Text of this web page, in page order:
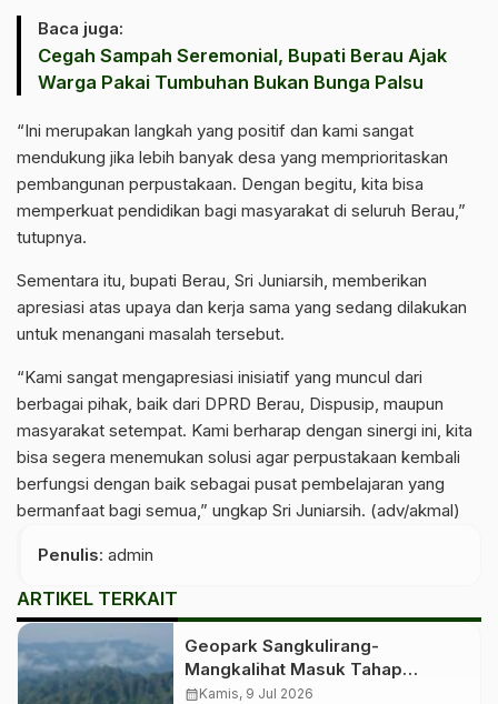
Baca juga:
Cegah Sampah Seremonial, Bupati Berau Ajak
Warga Pakai Tumbuhan Bukan Bunga Palsu
“Ini merupakan langkah yang positif dan kami sangat
mendukung jika lebih banyak desa yang memprioritaskan
pembangunan perpustakaan. Dengan begitu, kita bisa
memperkuat pendidikan bagi masyarakat di seluruh Berau,”
tutupnya.
Sementara itu, bupati Berau, Sri Juniarsih, memberikan
apresiasi atas upaya dan kerja sama yang sedang dilakukan
untuk menangani masalah tersebut.
“Kami sangat mengapresiasi inisiatif yang muncul dari
berbagai pihak, baik dari DPRD Berau, Dispusip, maupun
masyarakat setempat. Kami berharap dengan sinergi ini, kita
bisa segera menemukan solusi agar perpustakaan kembali
berfungsi dengan baik sebagai pusat pembelajaran yang
bermanfaat bagi semua,” ungkap Sri Juniarsih. (adv/akmal)
Penulis: admin
ARTIKEL TERKAIT
Geopark Sangkulirang-
Mangkalihat Masuk Tahap
Verifikasi Lapangan untuk
calendar_monthKamis, 9 Jul 2026